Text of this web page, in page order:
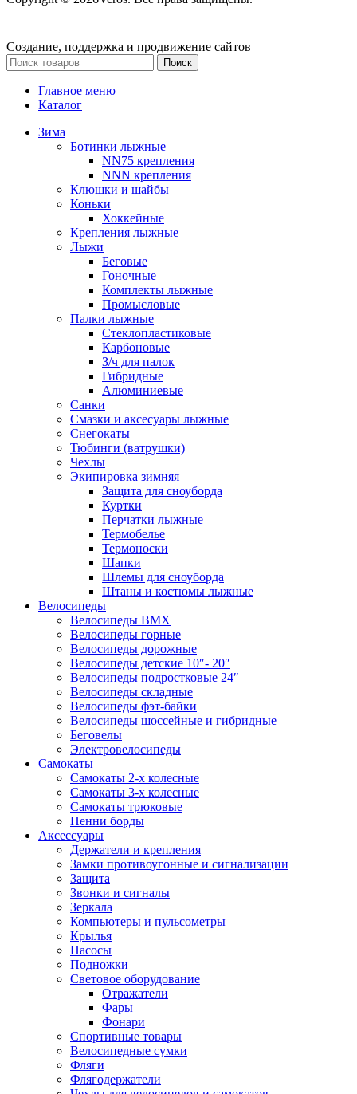
Создание, поддержка и продвижение сайтов
Поиск
Главное меню
Каталог
Зима
Ботинки лыжные
NN75 крепления
NNN крепления
Клюшки и шайбы
Коньки
Хоккейные
Крепления лыжные
Лыжи
Беговые
Гоночные
Комплекты лыжные
Промысловые
Палки лыжные
Стеклопластиковые
Карбоновые
З/ч для палок
Гибридные
Алюминиевые
Санки
Смазки и аксесуары лыжные
Снегокаты
Тюбинги (ватрушки)
Чехлы
Экипировка зимняя
Защита для сноуборда
Куртки
Перчатки лыжные
Термобелье
Термоноски
Шапки
Шлемы для сноуборда
Штаны и костюмы лыжные
Велосипеды
Велосипеды BMX
Велосипеды горные
Велосипеды дорожные
Велосипеды детские 10″- 20″
Велосипеды подростковые 24″
Велосипеды складные
Велосипеды фэт-байки
Велосипеды шоссейные и гибридные
Беговелы
Электровелосипеды
Самокаты
Самокаты 2-х колесные
Самокаты 3-х колесные
Самокаты трюковые
Пенни борды
Аксессуары
Держатели и крепления
Замки противоугонные и сигнализации
Защита
Звонки и сигналы
Зеркала
Компьютеры и пульсометры
Крылья
Насосы
Подножки
Световое оборудование
Отражатели
Фары
Фонари
Спортивные товары
Велосипедные сумки
Фляги
Флягодержатели